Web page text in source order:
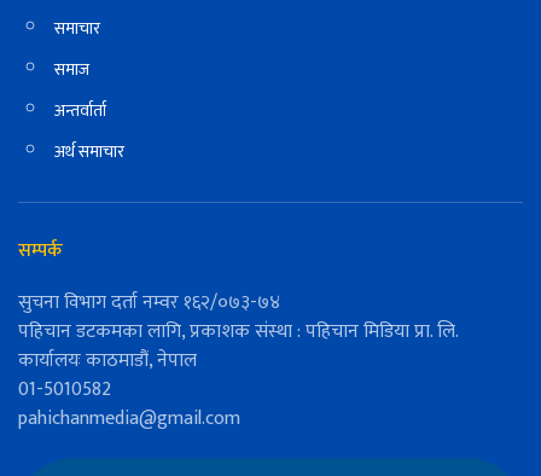
समाचार
समाज
अन्तर्वार्ता
अर्थ समाचार
सम्पर्क
सुचना विभाग दर्ता नम्वर १६२/०७३-७४
पहिचान डटकमका लागि, प्रकाशक संस्था : पहिचान मिडिया प्रा. लि.
कार्यालयः काठमाडौं, नेपाल
01-5010582
pahichanmedia@gmail.com